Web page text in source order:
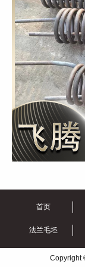
首页
法兰毛坯
Copyright